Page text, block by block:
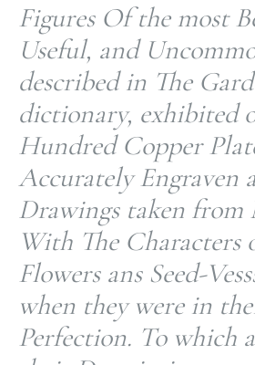
Figures Of the most
Useful, and
described in The
dictionary, exhibited
Hundred Copper
Accurately Engraven
Drawings taken from
With The Characters
Flowers ans Seed-
when they were in
Perfection. To which